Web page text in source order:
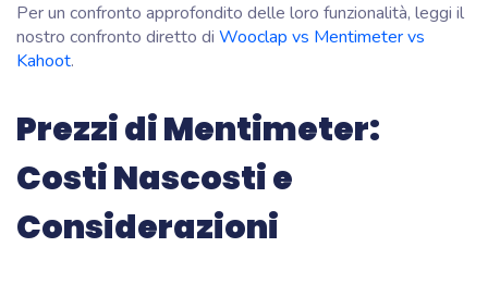
Per un confronto approfondito delle loro funzionalità, leggi il
nostro confronto diretto di Wooclap vs Mentimeter vs
Kahoot.
Prezzi di Mentimeter:
Costi Nascosti e
Considerazioni